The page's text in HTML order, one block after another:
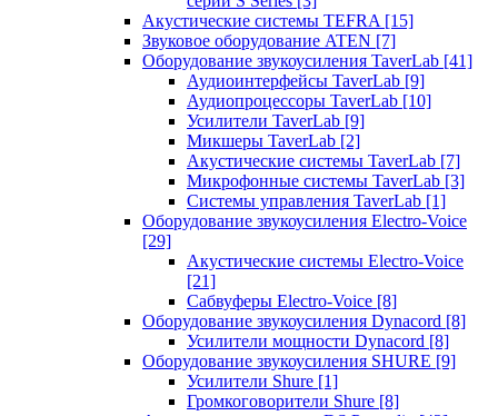
Акустические системы TEFRA [15]
Звуковое оборудование ATEN [7]
Оборудование звукоусиления TaverLab [41]
Аудиоинтерфейсы TaverLab [9]
Аудиопроцессоры TaverLab [10]
Усилители TaverLab [9]
Микшеры TaverLab [2]
Акустические системы TaverLab [7]
Микрофонные системы TaverLab [3]
Системы управления TaverLab [1]
Оборудование звукоусиления Electro-Voice
[29]
Акустические системы Electro-Voice
[21]
Сабвуферы Electro-Voice [8]
Оборудование звукоусиления Dynacord [8]
Усилители мощности Dynacord [8]
Оборудование звукоусиления SHURE [9]
Усилители Shure [1]
Громкоговорители Shure [8]